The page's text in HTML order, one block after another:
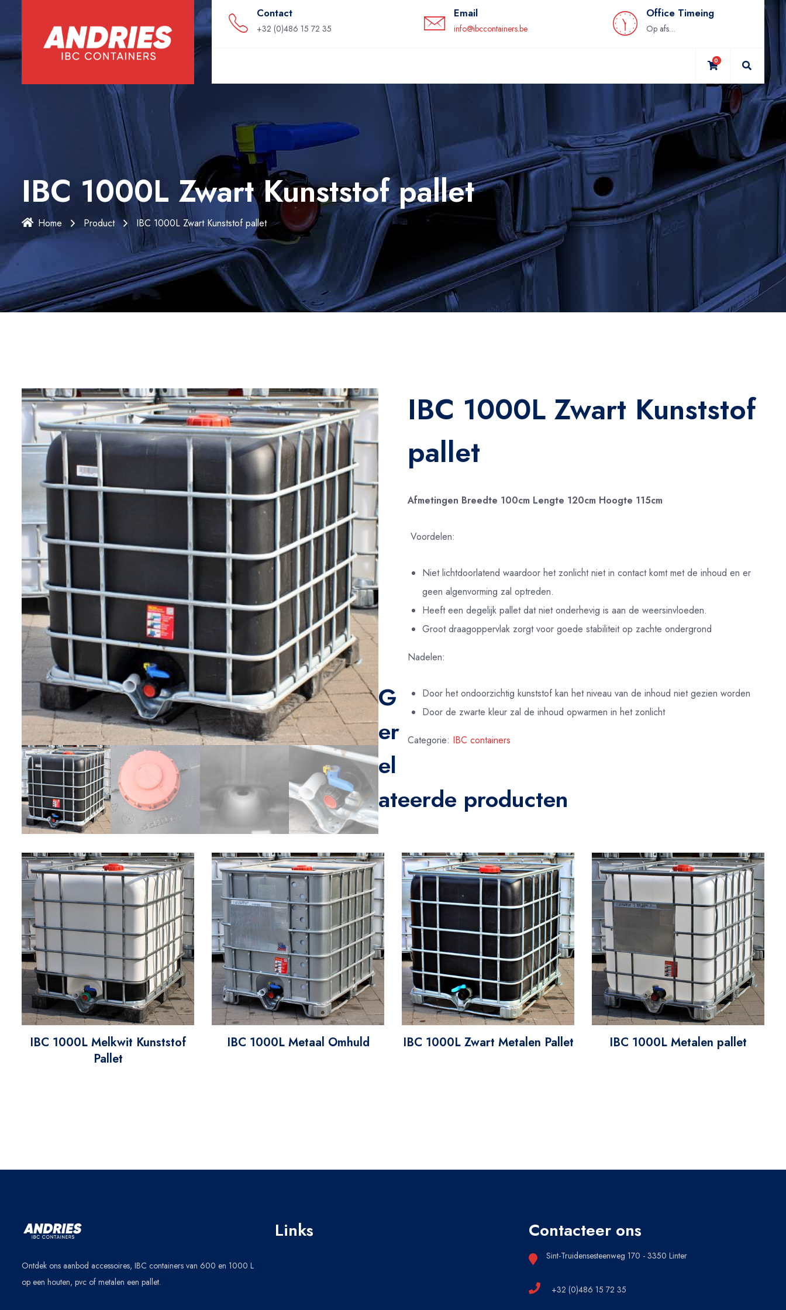
Contact
+32 (0)486 15 72 35
Email
info@ibccontainers.be
Office Timeing
Op afspraak
0
IBC 1000L Zwart Kunststof pallet
Home Product IBC 1000L Zwart Kunststof pallet
IBC 1000L Zwart Kunststof
pallet
Afmetingen Breedte 100cm Lengte 120cm Hoogte 115cm
Voordelen:
Niet lichtdoorlatend waardoor het zonlicht niet in contact komt met de inhoud en er
geen algenvorming zal optreden.
Heeft een degelijk pallet dat niet onderhevig is aan de weersinvloeden.
Groot draagoppervlak zorgt voor goede stabiliteit op zachte ondergrond
Nadelen:
Door het ondoorzichtig kunststof kan het niveau van de inhoud niet gezien worden
Door de zwarte kleur zal de inhoud opwarmen in het zonlicht
Categorie: IBC containers
G
er
el
ateerde producten
IBC 1000L Melkwit Kunststof
Pallet
IBC 1000L Metaal Omhuld IBC 1000L Zwart Metalen Pallet IBC 1000L Metalen pallet
Ontdek ons aanbod accessoires, IBC containers van 600 en 1000 L
op een houten, pvc of metalen een pallet.
Links Contacteer ons
Sint-Truidensesteenweg 170 - 3350 Linter
+32 (0)486 15 72 35